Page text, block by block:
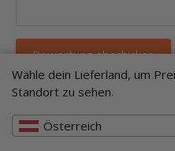
Wähle dein Lieferland, um
Standort zu sehen.
Österreich
Einträge insgesamt: 1